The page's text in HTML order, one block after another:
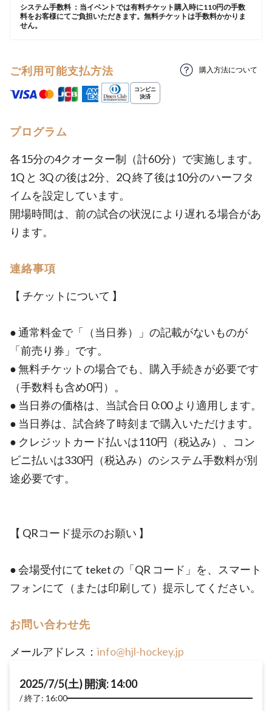
システム手数料 ：当イベントでは有料チケット購入時に110円の手数
料をお客様にてご負担いただきます。無料チケットは手数料かかりま
せん。
ご利用可能支払方法 購入方法について
プログラム
各15分の4クオーター制（計60分）で実施します。
1Q と 3Q の後は2分、2Q 終了後は10分のハーフタ
イムを設定しています。
開場時間は、前の試合の状況により遅れる場合があ
ります。
連絡事項
【 チケットについて 】
● 通常料金で「（当日券）」の記載がないものが
「前売り券」です。
● 無料チケットの場合でも、購入手続きが必要です
（手数料も含め0円）。
● 当日券の価格は、当試合日 0:00 より適用します。
● 当日券は、試合終了時刻まで購入いただけます。
● クレジットカード払いは110円（税込み）、コン
ビニ払いは330円（税込み）のシステム手数料が別
途必要です。
【 QRコード提示のお願い 】
● 会場受付にて teket の「QR コード」を、スマート
フォンにて（または印刷して）提示してください。
お問い合わせ先
メールアドレス： info@hjl-hockey.jp
2025/7/5(土) 開演: 14:00
終了: 16:00